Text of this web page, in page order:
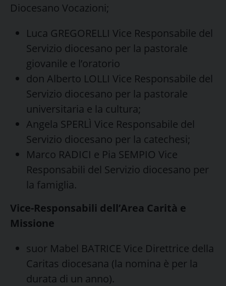
Diocesano Vocazioni;
Luca GREGORELLI Vice Responsabile del
Servizio diocesano per la pastorale
giovanile e l’oratorio
don Alberto LOLLI Vice Responsabile del
Servizio diocesano per la pastorale
universitaria e la cultura;
Angela SPERLÌ Vice Responsabile del
Servizio diocesano per la catechesi;
Marco RADICI e Pia SEMPIO Vice
Responsabili del Servizio diocesano per
la famiglia.
Vice-Responsabili dell’Area Carità e
Missione
suor Mabel BATRICE Vice Direttrice della
Caritas diocesana (la nomina è per la
durata di un anno).